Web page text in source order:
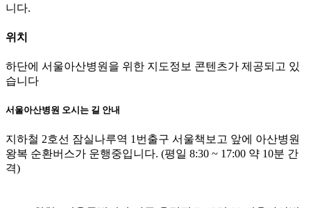
니다.
위치
하단에 서울아산병원을 위한 지도정보 콘텐츠가 제공되고 있
습니다
서울아산병원 오시는 길 안내
지하철 2호선 잠실나루역 1번출구 서울책보고 앞에 아산병원
왕복 순환버스가 운행중입니다. (평일 8:30 ~ 17:00 약 10분 간
격)